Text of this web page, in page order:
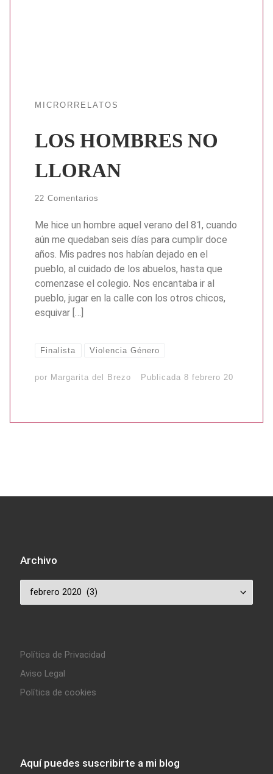
MICRORRELATOS
LOS HOMBRES NO
LLORAN
22 Comentarios
Me hice un hombre aquel verano del 81, cuando
aún me quedaban seis días para cumplir doce
años. Mis padres nos habían dejado en el
pueblo, al cuidado de los abuelos, hasta que
comenzase el colegio. Nos encantaba ir al
pueblo, jugar en la calle con los otros chicos,
esquivar […]
Finalista Violencia Género
por Margarita del Brezo Publicada 8 febrero 20
Archivo
Archivo
Política de Privacidad
Aviso Legal
Política de cookies
Aquí puedes suscribirte a mi blog